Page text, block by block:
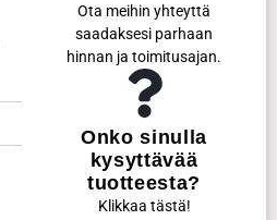
Ota meihin yhteyttä
saadaksesi parhaan
hinnan ja toimitusajan.
Onko sinulla
kysyttävää
tuotteesta?
Klikkaa tästä!